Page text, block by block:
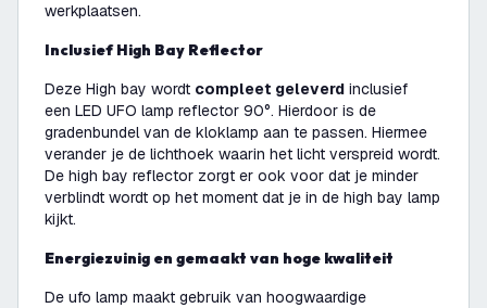
werkplaatsen.
Inclusief High Bay Reflector
Deze High bay wordt compleet geleverd inclusief
een LED UFO lamp reflector 90°. Hierdoor is de
gradenbundel van de kloklamp aan te passen. Hiermee
verander je de lichthoek waarin het licht verspreid wordt.
De high bay reflector zorgt er ook voor dat je minder
verblindt wordt op het moment dat je in de high bay lamp
kijkt.
Energiezuinig en gemaakt van hoge kwaliteit
De ufo lamp maakt gebruik van hoogwaardige